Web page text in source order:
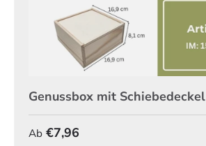
Genussbox mit Schiebedeckel
Normaler Preis
Ab €7,96